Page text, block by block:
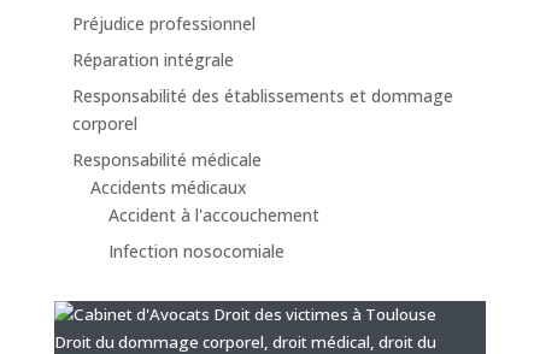
Préjudice professionnel
Réparation intégrale
Responsabilité des établissements et dommage
corporel
Responsabilité médicale
Accidents médicaux
Accident à l'accouchement
Infection nosocomiale
Droit du dommage corporel, droit médical, droit du